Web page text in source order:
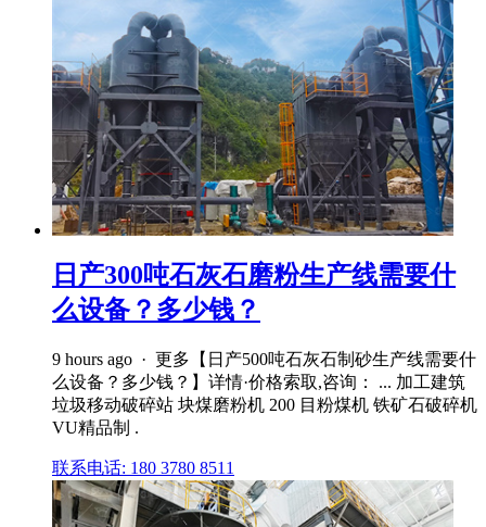
日产300吨石灰石磨粉生产线需要什
么设备？多少钱？
9 hours ago · 更多【日产500吨石灰石制砂生产线需要什
么设备？多少钱？】详情·价格索取,咨询： ... 加工建筑
垃圾移动破碎站 块煤磨粉机 200 目粉煤机 铁矿石破碎机
VU精品制 .
联系电话: 180 3780 8511